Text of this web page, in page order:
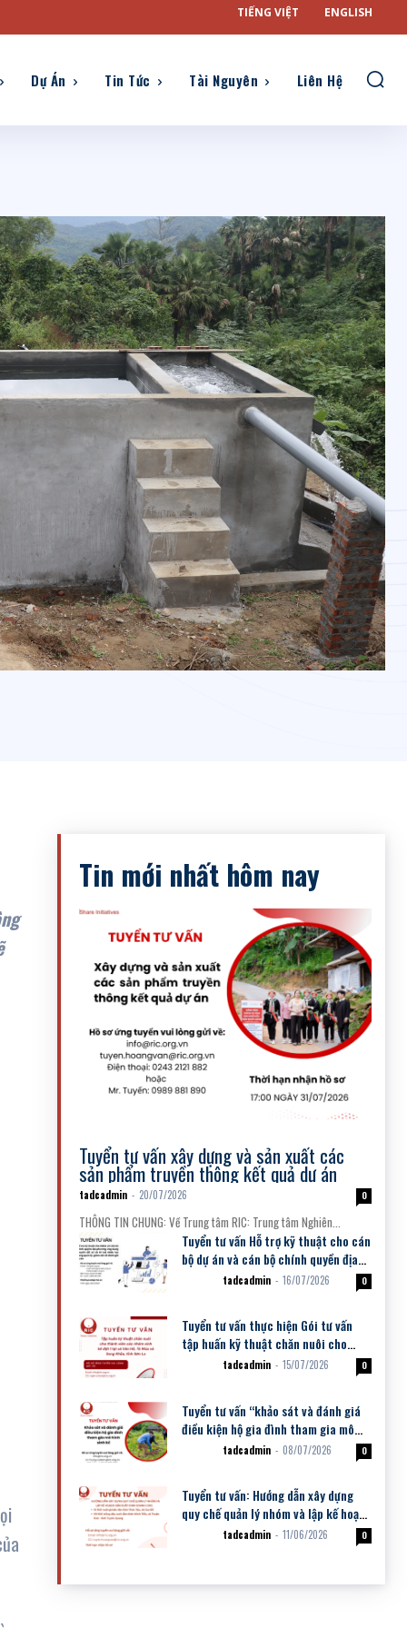
TIẾNG VIỆT ENGLISH
Dự Án Tin Tức Tài Nguyên Liên Hệ
Tin mới nhất hôm nay
Tuyển tư vấn xây dựng và sản xuất các
sản phẩm truyền thông kết quả dự án
tadcadmin - 20/07/2026 0
THÔNG TIN CHUNG: Về Trung tâm RIC: Trung tâm Nghiên...
Tuyển tư vấn Hỗ trợ kỹ thuật cho cán
bộ dự án và cán bộ chính quyền địa
phương ứng dụng chuyển đổi...
tadcadmin - 16/07/2026 0
Tuyển tư vấn thực hiện Gói tư vấn
tập huấn kỹ thuật chăn nuôi cho
thành viên các nhóm sinh kế đợt 1
tadcadmin - 15/07/2026 0
Tuyển tư vấn “khảo sát và đánh giá
điều kiện hộ gia đình tham gia mô
hình sinh kế”tadcadmin - 08/07/2026 0
Tuyển tư vấn: Hướng dẫn xây dựng
quy chế quản lý nhóm và lập kế hoạch
sản xuất kinh doanh cho: (i) NSK
tadcadmin - 11/06/2026 0